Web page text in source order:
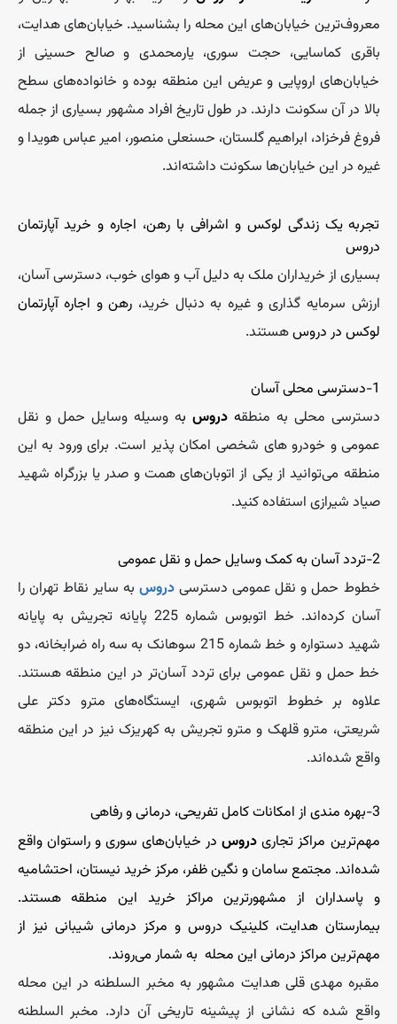
معروف‌ترین خیابان‌های این محله را بشناسید. خیابان‌های هدایت،
باقری کماسایی، حجت سوری، یارمحمدی و صالح حسینی از
خیابان‌های اروپایی و عریض این منطقه بوده و خانواده‌های سطح
بالا در آن سکونت دارند. در طول تاریخ افراد مشهور بسیاری از جمله
فروغ فرخزاد، ابراهیم گلستان، حسنعلی منصور، امیر عباس هویدا و
غیره در این خیابان‌ها سکونت داشته‌اند.
تجربه یک زندگی لوکس و اشرافی با رهن، اجاره و خرید آپارتمان
دروس
بسیاری از خریداران ملک به دلیل آب و هوای خوب، دسترسی آسان،
ارزش سرمایه گذاری و غیره به دنبال خرید، رهن و اجاره آپارتمان
لوکس در دروسهستند.
1-دسترسی محلی آسان
دسترسی محلی به منطقهدروس به وسیله وسایل حمل و نقل
عمومی و خودرو های شخصی امکان پذیر است. برای ورود به این
منطقه می‌توانید از یکی از اتوبان‌های همت و صدر یا بزرگراه شهید
صیاد شیرازی استفاده کنید.
2-تردد آسان به کمک وسایل حمل و نقل عمومی
خطوط حمل و نقل عمومی دسترسیدروس به سایر نقاط تهران را
آسان کرده‌اند. خط اتوبوس شماره 225 پایانه تجریش به پایانه
شهید دستواره و خط شماره 215 سوهانک به سه راه ضرابخانه، دو
خط حمل و نقل عمومی برای تردد آسان‌تر در این منطقه هستند.
علاوه بر خطوط اتوبوس شهری، ایستگاه‌های مترو دکتر علی
شریعتی، مترو قلهک و مترو تجریش به کهریزک نیز در این منطقه
واقع شده‌اند.
3-بهره مندی از امکانات کامل تفریحی، درمانی و رفاهی
مهم‌ترین مراکز تجاری دروسدر خیابان‌های سوری و راستوان واقع
شده‌اند. مجتمع سامان و نگین ظفر، مرکز خرید نیستان، احتشامیه
و پاسداران از مشهورترین مراکز خرید این منطقه هستند.
بیمارستان هدایت، کلینیک دروس و مرکز درمانی شیبانی نیز از
مهم‌ترین مراکز درمانی این محله به شمار می‌روند.
مقبره مهدی قلی هدایت مشهور به مخبر السلطنه در این محله
واقع شده که نشانی از پیشینه تاریخی آن دارد. مخبر السلطنه